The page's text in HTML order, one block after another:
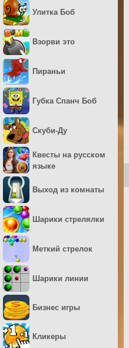
Улитка Боб
Взорви это
Пираньи
Губка Спанч Боб
Скуби-Ду
Квесты на русском
языке
Выход из комнаты
Шарики стрелялки
Меткий стрелок
Шарики линии
Бизнес игры
Кликеры